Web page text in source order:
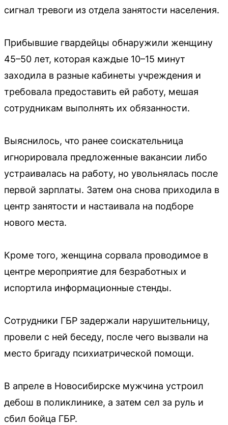
сигнал тревоги из отдела занятости населения.
Прибывшие гвардейцы обнаружили женщину
45–50 лет, которая каждые 10–15 минут
заходила в разные кабинеты учреждения и
требовала предоставить ей работу, мешая
сотрудникам выполнять их обязанности.
Выяснилось, что ранее соискательница
игнорировала предложенные вакансии либо
устраивалась на работу, но увольнялась после
первой зарплаты. Затем она снова приходила в
центр занятости и настаивала на подборе
нового места.
Кроме того, женщина сорвала проводимое в
центре мероприятие для безработных и
испортила информационные стенды.
Сотрудники ГБР задержали нарушительницу,
провели с ней беседу, после чего вызвали на
место бригаду психиатрической помощи.
В апреле в Новосибирске мужчина устроил
дебош в поликлинике, а затем сел за руль и
сбил бойца ГБР.